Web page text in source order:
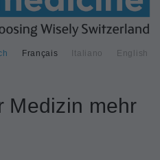
Français Italiano English
Medizin mehr